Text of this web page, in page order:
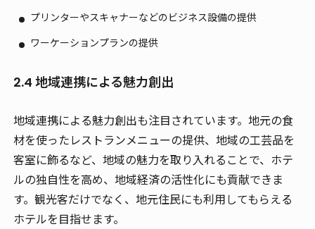
プリンターやスキャナーなどのビジネス設備の提供
ワーケーションプランの提供
2.4 地域連携による魅力創出
地域連携による魅力創出も注目されています。地元の食
材を使ったレストランメニューの提供、地域の工芸品を
客室に飾るなど、地域の魅力を取り入れることで、ホテ
ルの独自性を高め、地域経済の活性化にも貢献できま
す。観光客だけでなく、地元住民にも利用してもらえる
ホテルを目指せます。